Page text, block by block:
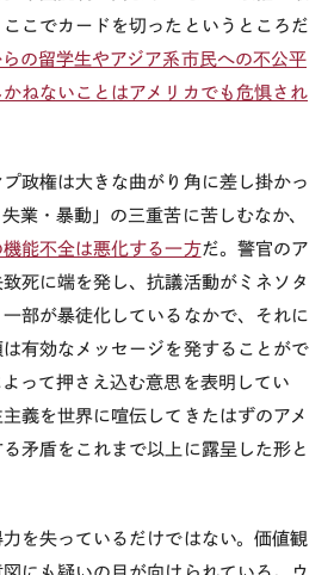
こでカードを切ったというところだ
の留学生やアジア系市民への不公平
ねないことはアメリカでも危惧され
政権は大きな曲がり角に差し掛かっ
業・暴動」の三重苦に苦しむなか、
能不全は悪化する一方だ。警官のア
死に端を発し、抗議活動がミネソタ
部が暴徒化しているなかで、それに
有効なメッセージを発することがで
って押さえ込む意思を表明してい
義を世界に喧伝してきたはずのアメ
矛盾をこれまで以上に露呈した形と
を失っているだけではない。価値観